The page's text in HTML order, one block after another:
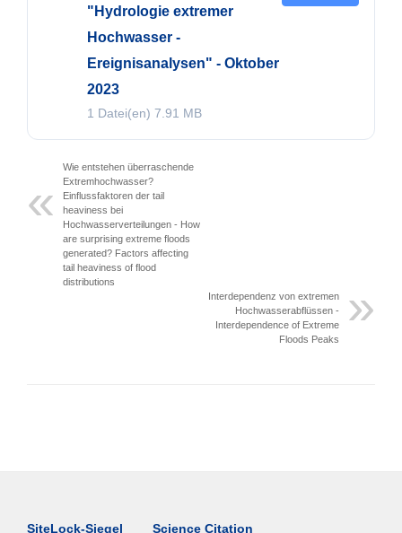
"Hydrologie extremer
Hochwasser -
Ereignisanalysen" - Oktober
2023
1 Datei(en) 7.91 MB
Wie entstehen überraschende
Extremhochwasser?
Einflussfaktoren der tail
heaviness bei
Hochwasserverteilungen - How
are surprising extreme floods
generated? Factors affecting
tail heaviness of flood
distributions
Interdependenz von extremen
Hochwasserabflüssen -
Interdependence of Extreme
Floods Peaks
SiteLock-Siegel
Science Citation